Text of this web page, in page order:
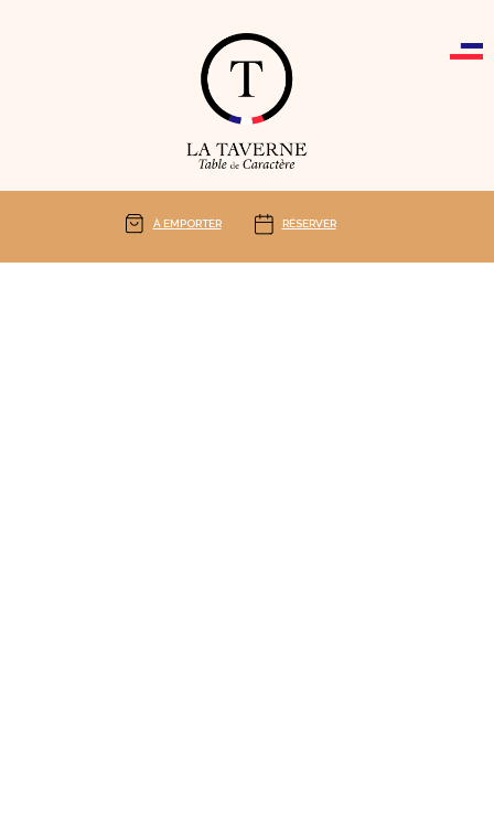
À EMPORTER RÉSERVER